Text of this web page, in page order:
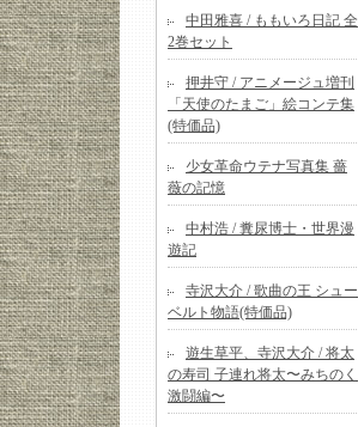
中田雅喜 / ももいろ日記 全
2巻セット
押井守 / アニメージュ増刊
「天使のたまご」絵コンテ集
(特価品)
少女革命ウテナ写真集 薔
薇の記憶
中村浩 / 糞尿博士・世界漫
遊記
寺沢大介 / 歌曲の王 シュー
ベルト物語(特価品)
遊生草平、寺沢大介 / 将太
の寿司 子連れ将太〜みちのく
激闘編〜